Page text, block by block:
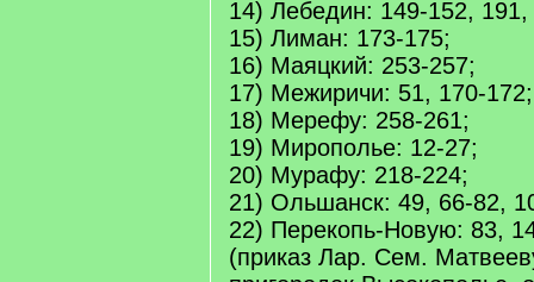
14) Лебедин: 149-152,
15) Лиман: 173-175;
16) Маяцкий: 253-257;
17) Межиричи: 51, 170-172;
18) Мерефу: 258-261;
19) Мирополье: 12-27;
20) Мурафу: 218-224;
21) Ольшанск: 49, 66-82,
22) Перекопь-Новую: 83,
(приказ Лар. Сем.